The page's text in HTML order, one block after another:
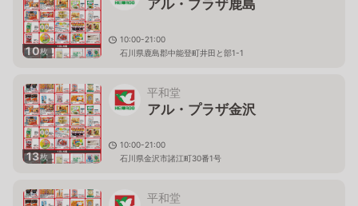
10枚
アル・プラザ鹿島
10:00-21:00
石川県鹿島郡中能登町井田と部1-1
13枚
平和堂
アル・プラザ金沢
10:00-21:00
石川県金沢市諸江町30番1号
平和堂